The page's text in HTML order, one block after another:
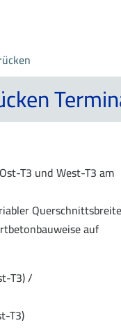
T3 und West-T3 am
auf
T3) /
T3)